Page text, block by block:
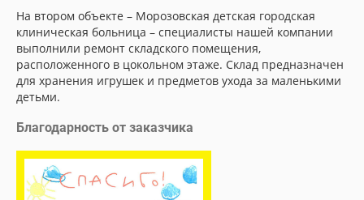
На втором объекте – Морозовская детская городская
клиническая больница – специалисты нашей компании
выполнили ремонт складского помещения,
расположенного в цокольном этаже. Склад предназначен
для хранения игрушек и предметов ухода за маленькими
детьми.
Благодарность от заказчика